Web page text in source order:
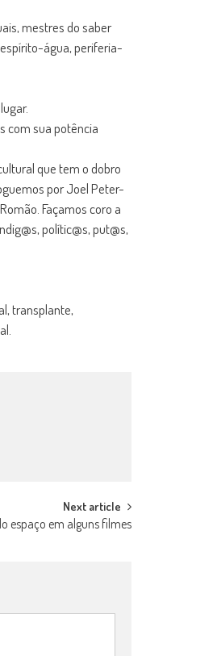
mestres do saber
água, periferia-
com sua potência
que tem o dobro
por Joel Peter-
Façamos coro a
polític@s, put@s,
transplante,
Next article
espaço em alguns filmes